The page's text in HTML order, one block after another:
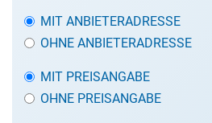
MIT ANBIETERADRESSE
OHNE ANBIETERADRESSE
MIT PREISANGABE
OHNE PREISANGABE